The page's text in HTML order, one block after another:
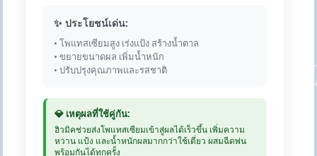
✨ ประโยชน์เด่น:
• โพแทสเซียมสูง เร่งแป้ง สร้างน้ำตาล
• ขยายขนาดผล เพิ่มน้ำหนัก
• ปรับปรุงคุณภาพและรสชาติ
💎 เหตุผลที่ใช้คู่กัน:
ฮิวมิคช่วยส่งโพแทสเซียมเข้าสู่ผลได้เร็วขึ้น เพิ่มความ
หวาน แป้ง และน้ำหนักผลมากกว่าใช้เดี่ยว ผสมฉีดพ่น
พร้อมกันได้ทุกครั้ง